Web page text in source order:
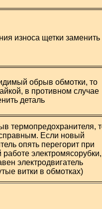
износа щетки заменить
обрыв обмотки, то
в противном случае
деталь
термопредохранителя,
Если новый
опять перегорит при
электромясорубки,
электродвигатель
витки в обмотках)